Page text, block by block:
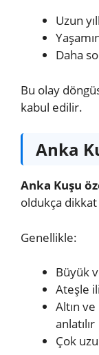
Uzun
Daha
Bu olay
kabul edilir.
Anka
Anka Kuşu
oldukça
Genellikle:
Büyük
Ateşle
Altın
anlatılır
Çok